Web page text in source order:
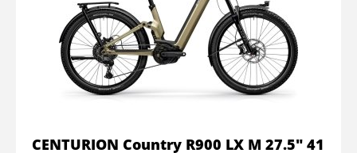
CENTURION Country R900 LX M 27.5" 41